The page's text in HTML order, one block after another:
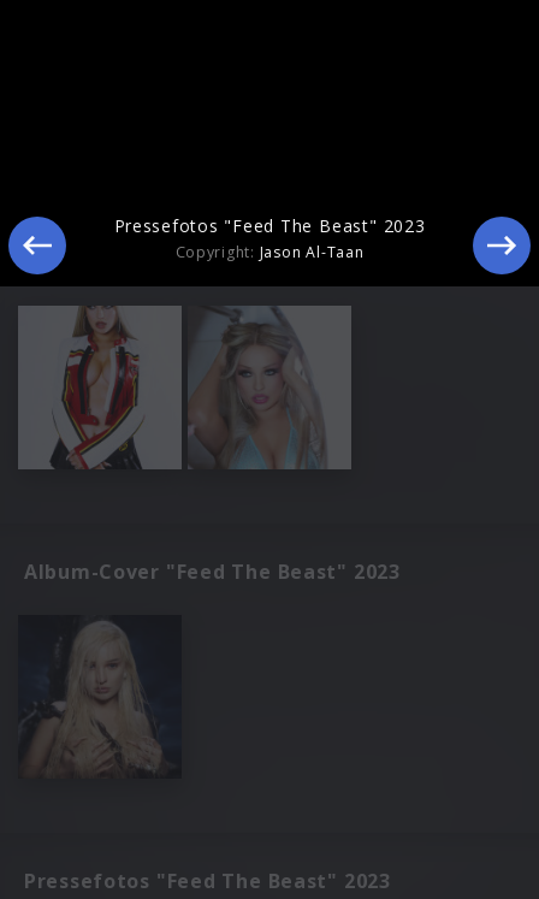
"Slut Pop"-EP Vinyl (2024)
Album-Cover "Feed The Beast" 2023
Pressefotos "Feed The Beast" 2023
Pressefotos "Feed The Beast" 2023
Copyright: Jason Al-Taan